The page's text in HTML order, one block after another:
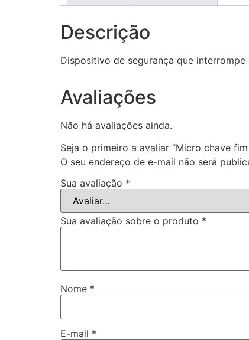
Descrição
Dispositivo de segurança que
Avaliações
Não há avaliações ainda.
Seja o primeiro a avaliar “Micro chave fim
O seu endereço de e-mail não será
Sua avaliação *
Sua avaliação sobre o produto *
Nome *
E-mail *